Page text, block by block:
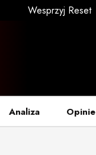
Wesprzyj Reset
Analiza Opinie